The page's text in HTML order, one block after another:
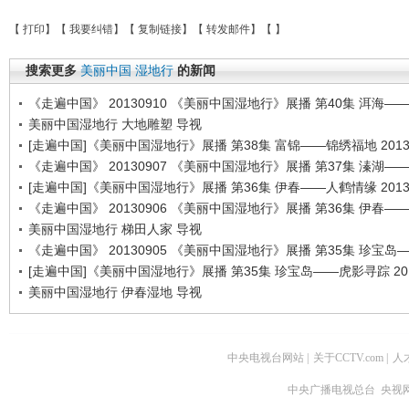
【 打印 】【 我要纠错】【 复制链接】【 转发邮件】【 】
搜索更多 美丽中国 湿地行 的新闻
《走遍中国》 20130910 《美丽中国湿地行》展播 第40集 洱海
美丽中国湿地行 大地雕塑 导视
[走遍中国]《美丽中国湿地行》展播 第38集 富锦——锦绣福地
《走遍中国》 20130907 《美丽中国湿地行》展播 第37集 溱湖
[走遍中国]《美丽中国湿地行》展播 第36集 伊春——人鹤情缘
《走遍中国》 20130906 《美丽中国湿地行》展播 第36集 伊春
美丽中国湿地行 梯田人家 导视
《走遍中国》 20130905 《美丽中国湿地行》展播 第35集 珍宝
[走遍中国]《美丽中国湿地行》展播 第35集 珍宝岛——虎影寻踪
美丽中国湿地行 伊春湿地 导视
中央电视台网站 关于CCTV.com 人
中央广播电视总台 央视